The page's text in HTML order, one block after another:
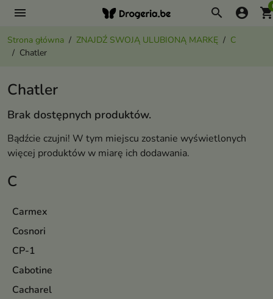
menu search account_circle
Strona główna ZNAJDŹ SWOJĄ ULUBIONĄ MARKĘ
C
Chatler
C
Carmex
Cosnori
CP-1
Cabotine
Cacharel
Chatler
Brak dostępnych produktów.
Bądźcie czujni! W tym miejscu zostanie wyświetlonych
więcej produktów w miarę ich dodawania.